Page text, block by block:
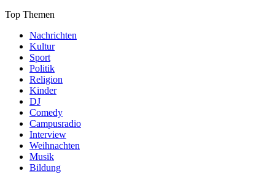
Top Themen
Nachrichten
Kultur
Sport
Politik
Religion
Kinder
DJ
Comedy
Campusradio
Interview
Weihnachten
Musik
Bildung